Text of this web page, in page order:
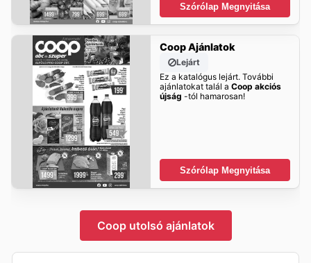
Szórólap Megnyitása
Coop Ajánlatok
Lejárt
Ez a katalógus lejárt. További
ajánlatokat talál a Coop akciós
újság -tól hamarosan!
Szórólap Megnyitása
Coop utolsó ajánlatok